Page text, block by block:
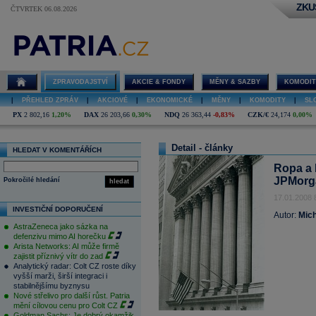
ČTVRTEK 06.08.2026
ZPRAVODAJSTVÍ AKCIE & FONDY MĚNY & SAZBY
PŘEHLED ZPRÁV AKCIOVÉ EKONOMICKÉ MĚNY KOMODITY
PX 2 802,16 1,20% DAX 26 203,66 0,30% NDQ 26 363,44 -0,83% CZK/€ 24,174 0,00%
HLEDAT V KOMENTÁŘÍCH
hledat
Pokročilé hledání
INVESTIČNÍ DOPORUČENÍ
AstraZeneca jako sázka na
defenzivu mimo AI horečku
Arista Networks: AI může firmě
zajistit příznivý vítr do zad
Analytický radar: Colt CZ roste díky
vyšší marži, širší integraci i
stabilnějšímu byznysu
Nové střelivo pro další růst. Patria
mění cílovou cenu pro Colt CZ
Detail - články
Ropa a
17.01.2008
Autor: